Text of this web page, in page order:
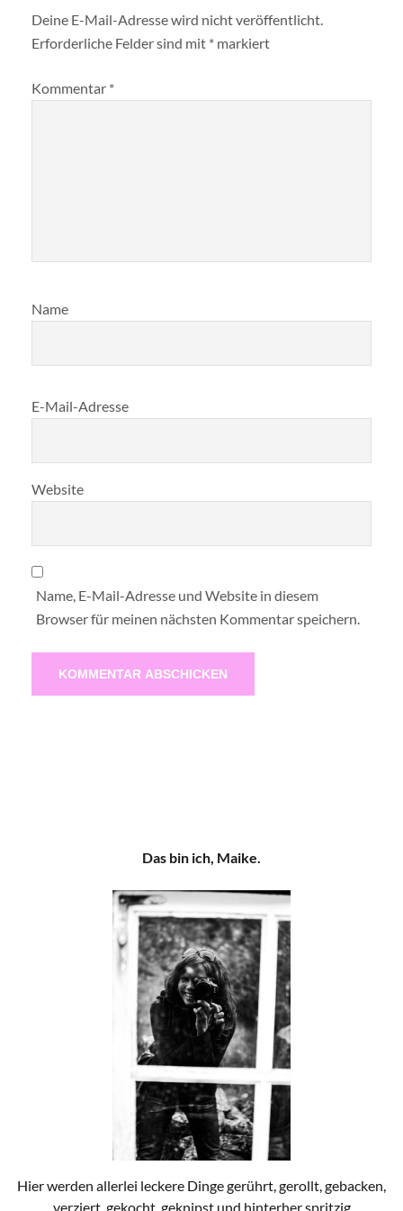
Deine E-Mail-Adresse wird nicht veröffentlicht.
Erforderliche Felder sind mit * markiert
Kommentar *
Name
E-Mail-Adresse
Website
Name, E-Mail-Adresse und Website in diesem
Browser für meinen nächsten Kommentar speichern.
Das bin ich, Maike.
Hier werden allerlei leckere Dinge gerührt, gerollt, gebacken,
verziert, gekocht, geknipst und hinterher spritzig